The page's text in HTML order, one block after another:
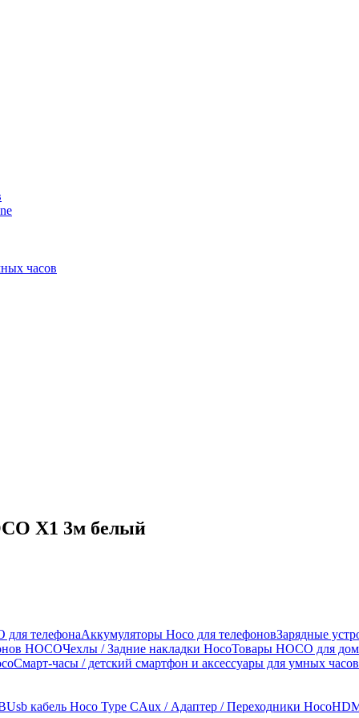
часов
X1 3м белый
для телефонаАккумуляторы Hoco для телефоновЗарядные
HOCOЧехлы / Задние накладки HocoТовары HOCO для
Смарт-часы / детский смартфон и аксессуары для умных часов
Usb кабель Hoco Type CAux / Адаптер / Переходники Hoco